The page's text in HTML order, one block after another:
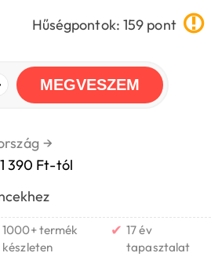
Hűségpontok: 159 pont
MEGVESZEM
→
1 390 Ft-tól
1000+ termék
készleten
✔ 17 év
tapasztalat